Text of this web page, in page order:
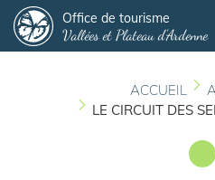
au
Office de tourisme
Vallées et Plateau d'Ardenne
ACCUEIL
LE CIRCUIT DES
Panneau de gestion des cookies